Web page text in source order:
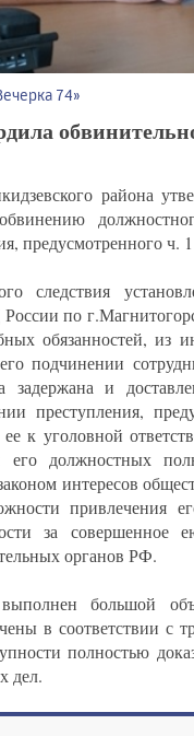
74»
района
предусмотренного ч.
следствия
по
обязанностей, из
подчинении
задержана и
преступления,
к уголовной
его должностных
интересов
привлечения
за
органов РФ.
большой
в соответствии с
полностью
дел.